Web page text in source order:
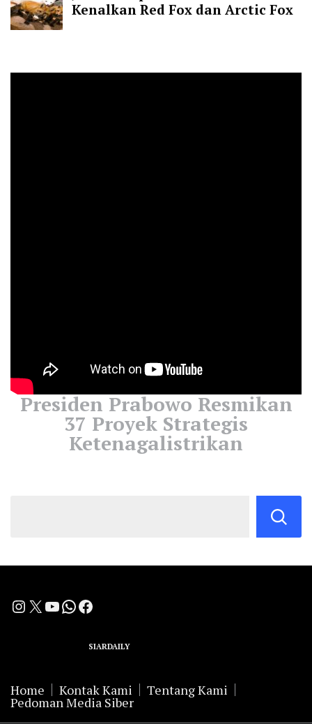
Presiden Prabowo Resmikan
37 Proyek Strategis
Ketenagalistrikan
Instagram
X YouTube
WhatsApp
Facebook
SIARDAILY
Home Kontak Kami Tentang Kami
Pedoman Media Siber